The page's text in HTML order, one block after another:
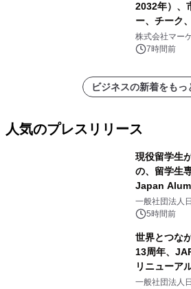
2032年）、
ー、チーク
レポートを
株式会社マー
7時間前
ビジネスの新着をもっ
人気のプレスリリース
現役留学生
の、留学生
Japan
をリリース
一般社団法人
5時間前
世界とつな
13周年、
リニューア
一般社団法人